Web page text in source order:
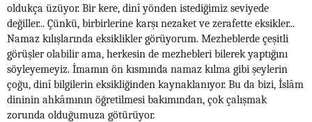
oldukça üzüyor. Bir kere, dinî yönden istediğimiz seviyede
değiller... Çünkü, birbirlerine karşı nezaket ve zerafette eksikler...
Namaz kılışlarında eksiklikler görüyorum. Mezheblerde çeşitli
görüşler olabilir ama, herkesin de mezhebleri bilerek yaptığını
söyleyemeyiz. İmamın ön kısmında namaz kılma gibi şeylerin
çoğu, dinî bilgilerin eksikliğinden kaynaklanıyor. Bu da bizi, İslâm
dininin ahkâmının öğretilmesi bakımından, çok çalışmak
zorunda olduğumuza götürüyor.